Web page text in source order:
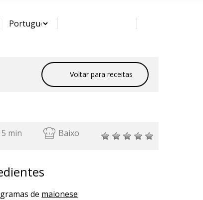
Voltar para receitas
min Baixo
de maionese